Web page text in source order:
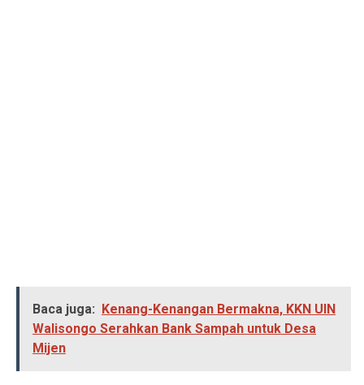
Baca juga:
Kenang-Kenangan Bermakna, KKN UIN
Walisongo Serahkan Bank Sampah untuk Desa
Mijen